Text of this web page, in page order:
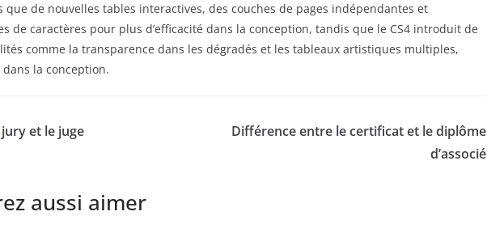
de nouvelles tables interactives, des couches de pages indépendantes et
de caractères pour plus d’efficacité dans la conception, tandis que le CS4 introduit de
comme la transparence dans les dégradés et les tableaux artistiques multiples,
la conception.
et le juge
Différence entre le certificat et le diplôme
d’associé
aussi aimer